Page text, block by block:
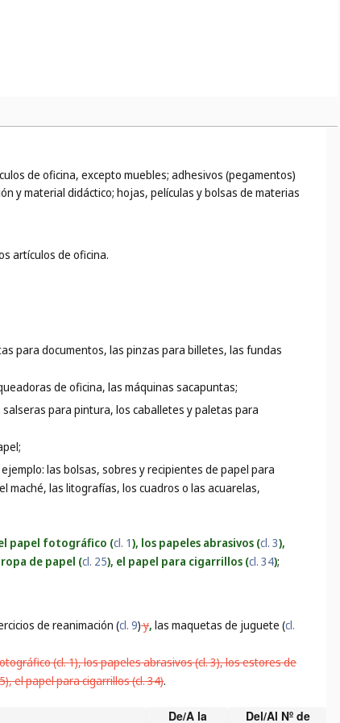
de oficina, excepto muebles; adhesivos (pegamentos)
y material didáctico; hojas, películas y bolsas de materias
artículos de oficina.
para documentos, las pinzas para billetes, las fundas
de oficina, las máquinas sacapuntas;
para pintura, los caballetes y paletas para
las bolsas, sobres y recipientes de papel para
las litografías, los cuadros o las acuarelas,
papel fotográfico (cl. 1), los papeles abrasivos (cl. 3),
de papel (cl. 25), el papel para cigarrillos (cl. 34);
de reanimación (cl. 9)y, las maquetas de juguete (cl.
(cl. 1), los papeles abrasivos (cl. 3), los estores de
el papel para cigarrillos (cl. 34).
De/A la Del/Al Nº de